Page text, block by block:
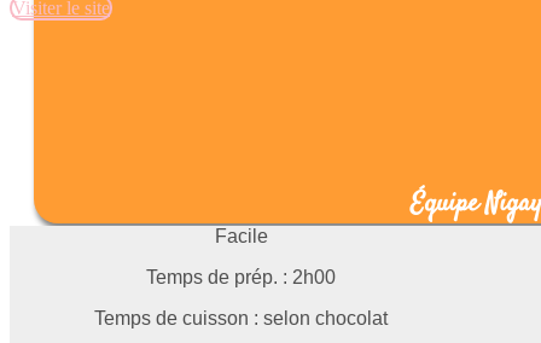
Visiter le site
Équipe Nigay
Facile
Temps de prép. : 2h00
Temps de cuisson : selon chocolat